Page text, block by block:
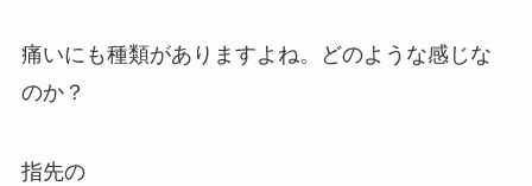
痛いにも種類がありますよね。どのような感じな
のか？
指先の